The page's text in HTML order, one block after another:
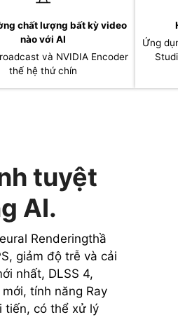
chất lượng bất kỳ video
nào với AI
và NVIDIA Encoder
thế hệ thứ chín
Ứng
tuyệt
AI.
Renderingthầ
giảm độ trễ và cải
nhất, DLSS 4,
tính năng Ray
tiến, có thể xử lý